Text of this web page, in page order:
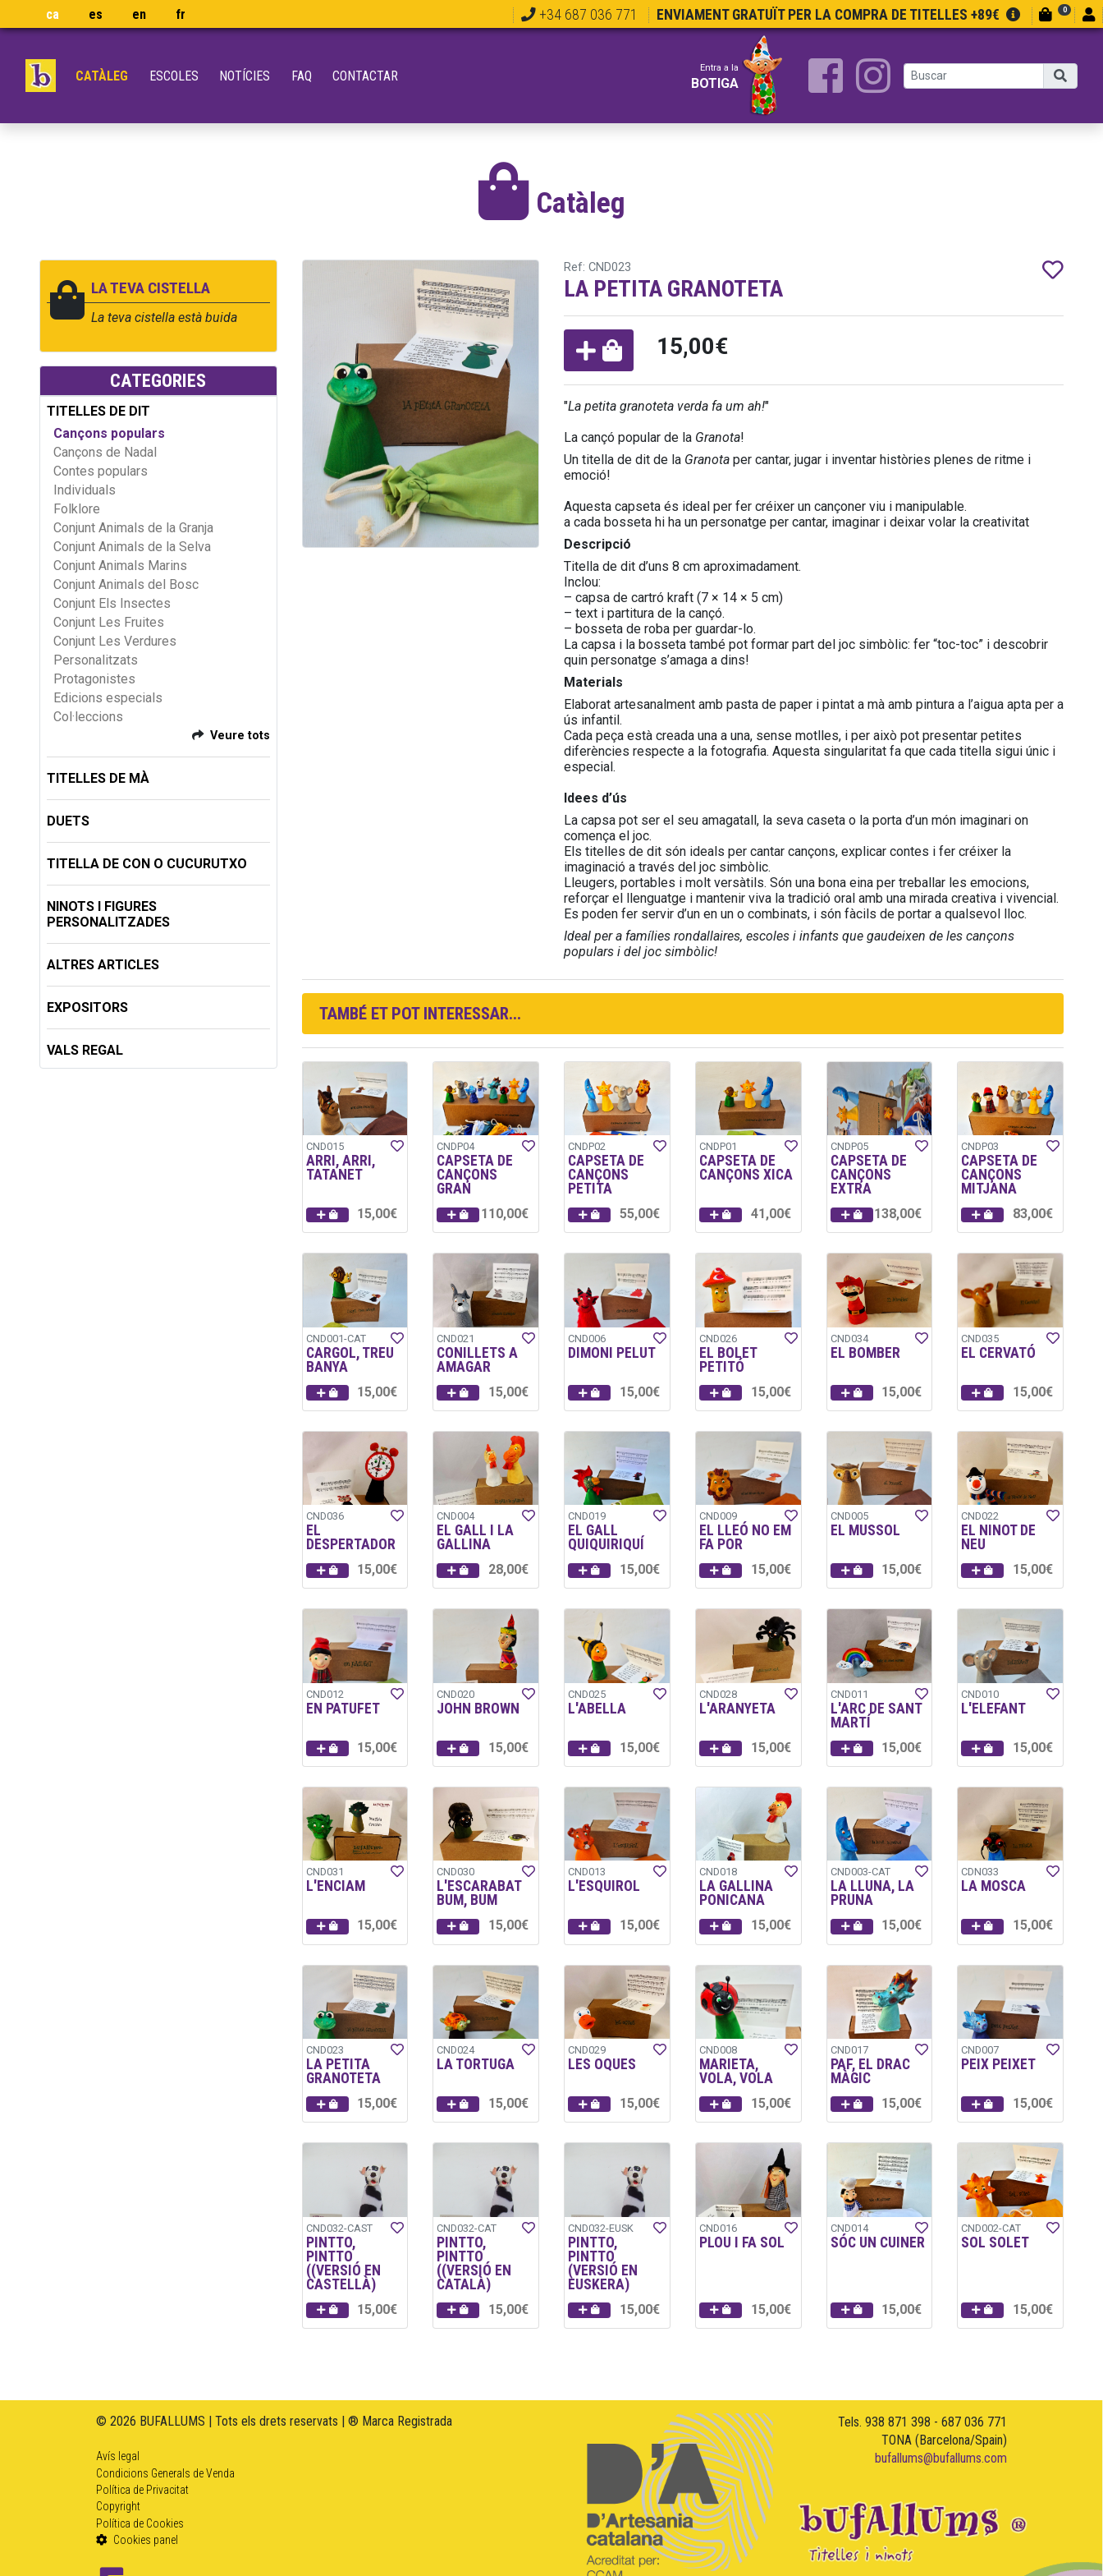
ca es en fr +34 687 036 771 ENVIAMENT GRATUÏT PER LA COMPRA DE TITELLES +89€ 0
CATÀLEG ESCOLES NOTÍCIES FAQ CONTACTAR Entra a la
BOTIGA
Catàleg
LA TEVA CISTELLA
La teva cistella està buida
CATEGORIES
TITELLES DE DIT
Cançons populars
Cançons de Nadal
Contes populars
Individuals
Folklore
Conjunt Animals de la Granja
Conjunt Animals de la Selva
Conjunt Animals Marins
Conjunt Animals del Bosc
Conjunt Els Insectes
Conjunt Les Fruites
Conjunt Les Verdures
Personalitzats
Protagonistes
Edicions especials
Col·leccions
Veure tots
TITELLES DE MÀ
DUETS
TITELLA DE CON O CUCURUTXO
NINOTS I FIGURES
PERSONALITZADES
ALTRES ARTICLES
EXPOSITORS
VALS REGAL
Ref: CND023
LA PETITA GRANOTETA
15,00€
"La petita granoteta verda fa um ah!"
La cançó popular de la Granota!
Un titella de dit de la Granotaper cantar, jugar i inventar històries plenes de ritme i
emoció!
Aquesta capseta és ideal per fer créixer un cançoner viu i manipulable.
a cada bosseta hi ha un personatge per cantar, imaginar i deixar volar la creativitat
Descripció
Titella de dit d’uns 8 cm aproximadament.
Inclou:
– capsa de cartró kraft (7 × 14 × 5 cm)
– text i partitura de la cançó.
– bosseta de roba per guardar-lo.
La capsa i la bosseta també pot formar part del joc simbòlic: fer “toc-toc” i descobrir
quin personatge s’amaga a dins!
Materials
Elaborat artesanalment amb pasta de paper i pintat a mà amb pintura a l’aigua apta per a
ús infantil.
Cada peça està creada una a una, sense motlles, i per això pot presentar petites
diferències respecte a la fotografia. Aquesta singularitat fa que cada titella sigui únic i
especial.
Idees d’ús
La capsa pot ser el seu amagatall, la seva caseta o la porta d’un món imaginari on
comença el joc.
Els titelles de dit són ideals per cantar cançons, explicar contes i fer créixer la
imaginació a través del joc simbòlic.
Lleugers, portables i molt versàtils. Són una bona eina per treballar les emocions,
reforçar el llenguatge i mantenir viva la tradició oral amb una mirada creativa i vivencial.
Es poden fer servir d’un en un o combinats, i són fàcils de portar a qualsevol lloc.
Ideal per a famílies rondallaires, escoles i infants que gaudeixen de les cançons
populars i del joc simbòlic!
TAMBÉ ET POT INTERESSAR...
CND015
ARRI, ARRI,
TATANET
15,00€
CNDP04
CAPSETA DE
CANÇONS
GRAN
110,00€
CNDP02
CAPSETA DE
CANÇONS
PETITA
55,00€
CNDP01
CAPSETA DE
CANÇONS XICA
41,00€
CNDP05
CAPSETA DE
CANÇONS
EXTRA
138,00€
CNDP03
CAPSETA DE
CANÇONS
MITJANA
83,00€
CND001-CAT
CARGOL, TREU
BANYA
15,00€
CND021
CONILLETS A
AMAGAR
15,00€
CND006
DIMONI PELUT
15,00€
CND026
EL BOLET
PETITÓ
15,00€
CND034
EL BOMBER
15,00€
CND035
EL CERVATÓ
15,00€
CND036
EL
DESPERTADOR
15,00€
CND004
EL GALL I LA
GALLINA
28,00€
CND019
EL GALL
QUIQUIRIQUÍ
15,00€
CND009
EL LLEÓ NO EM
FA POR
15,00€
CND005
EL MUSSOL
15,00€
CND022
EL NINOT DE
NEU
15,00€
CND012
EN PATUFET
15,00€
CND020
JOHN BROWN
15,00€
CND025
L'ABELLA
15,00€
CND028
L'ARANYETA
15,00€
CND011
L'ARC DE SANT
MARTÍ
15,00€
CND010
L'ELEFANT
15,00€
CND031
L'ENCIAM
15,00€
CND030
L'ESCARABAT
BUM, BUM
15,00€
CND013
L'ESQUIROL
15,00€
CND018
LA GALLINA
PONICANA
15,00€
CND003-CAT
LA LLUNA, LA
PRUNA
15,00€
CDN033
LA MOSCA
15,00€
CND023
LA PETITA
GRANOTETA
15,00€
CND024
LA TORTUGA
15,00€
CND029
LES OQUES
15,00€
CND008
MARIETA,
VOLA, VOLA
15,00€
CND017
PAF, EL DRAC
MÀGIC
15,00€
CND007
PEIX PEIXET
15,00€
CND032-CAST
PINTTO,
PINTTO
((VERSIÓ EN
CASTELLÀ)
15,00€
CND032-CAT
PINTTO,
PINTTO
((VERSIÓ EN
CATALÀ)
15,00€
CND032-EUSK
PINTTO,
PINTTO
(VERSIÓ EN
EUSKERA)
15,00€
CND016
PLOU I FA SOL
15,00€
CND014
SÓC UN CUINER
15,00€
CND002-CAT
SOL SOLET
15,00€
© 2026 BUFALLUMS | Tots els drets reservats | ® Marca Registrada
Avís legal
Condicions Generals de Venda
Política de Privacitat
Copyright
Política de Cookies
Cookies panel
Tels. 938 871 398 - 687 036 771
TONA (Barcelona/Spain)
bufallums@bufallums.com